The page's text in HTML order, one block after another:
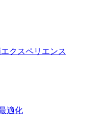
クスペリエンス
適化